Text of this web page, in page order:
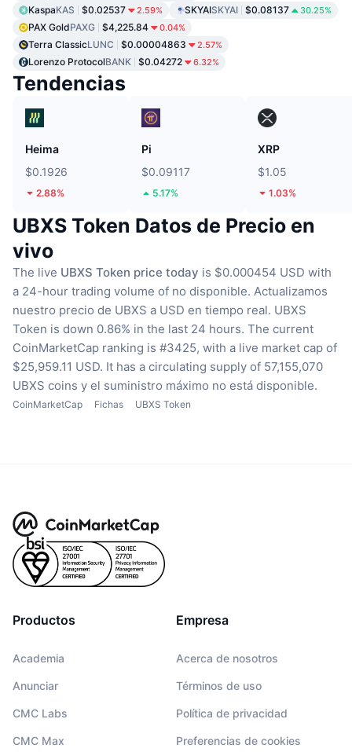
KaspaKAS $0.02537 2.59% SKYAISKYAI $0.08137 30.25%
PAX GoldPAXG $4,225.84 0.04%
Terra ClassicLUNC $0.00004863 2.57%
Lorenzo ProtocolBANK $0.04272 6.32%
Tendencias
Heima
$0.1926
2.88%
Pi
$0.09117
5.17%
XRP
$1.05
1.03%
UBXS Token Datos de Precio en
vivo
The live UBXS Token price today is $0.000454 USD with
a 24-hour trading volume of no disponible. Actualizamos
nuestro precio de UBXS a USD en tiempo real. UBXS
Token is down 0.86% in the last 24 hours. The current
CoinMarketCap ranking is #3425, with a live market cap of
$25,959.11 USD. It has a circulating supply of 57,155,070
UBXS coins y el suministro máximo no está disponible.
CoinMarketCap Fichas UBXS Token
Productos
Academia
Anunciar
CMC Labs
CMC Max
Empresa
Acerca de nosotros
Términos de uso
Política de privacidad
Preferencias de cookies